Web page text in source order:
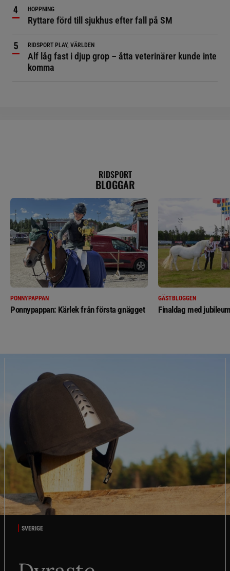
HOPPNING
Ryttare förd till sjukhus efter fall på SM
RIDSPORT PLAY, VÄRLDEN
Alf låg fast i djup grop – åtta veterinärer kunde inte
komma
RIDSPORT
BLOGGAR
PONNYPAPPAN
Ponnypappan: Kärlek från första gnägget
GÄSTBLOGGEN
Finaldag med
SVERIGE